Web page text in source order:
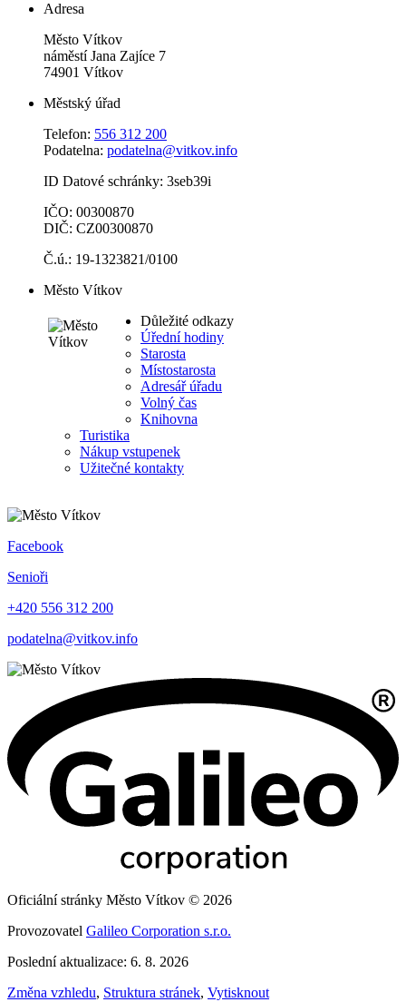
Adresa
Město Vítkov
náměstí Jana Zajíce 7
74901 Vítkov
Městský úřad
Telefon: 556 312 200
Podatelna: podatelna@vitkov.info
ID Datové schránky: 3seb39i
IČO: 00300870
DIČ: CZ00300870
Č.ú.: 19-1323821/0100
Město Vítkov
Důležité odkazy
Úřední hodiny
Starosta
Místostarosta
Adresář úřadu
Volný čas
Knihovna
Turistika
Nákup vstupenek
Užitečné kontakty
Facebook
Senioři
+420 556 312 200
podatelna@vitkov.info
Oficiální stránky Město Vítkov © 2026
Provozovatel Galileo Corporation s.r.o.
Poslední aktualizace: 6. 8. 2026
Změna vzhledu, Struktura stránek, Vytisknout